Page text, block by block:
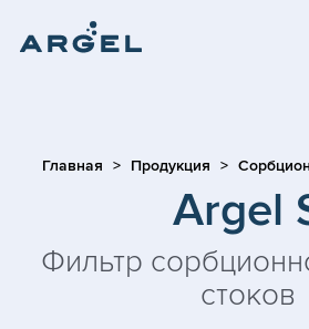
Главная Продукция
Argel
Фильтр
стоков